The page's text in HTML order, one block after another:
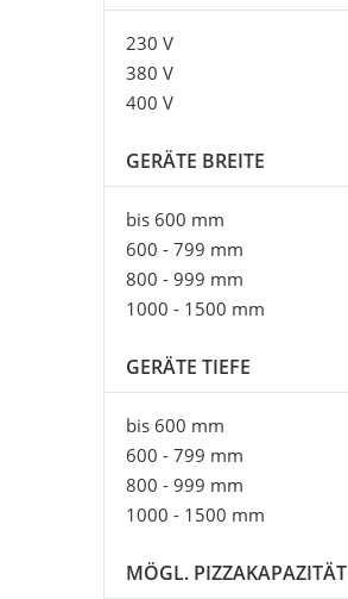
230 V
380 V
400 V
GERÄTE BREITE
bis 600 mm
600 - 799 mm
800 - 999 mm
1000 - 1500 mm
GERÄTE TIEFE
bis 600 mm
600 - 799 mm
800 - 999 mm
1000 - 1500 mm
MÖGL. PIZZAKAPAZITÄT